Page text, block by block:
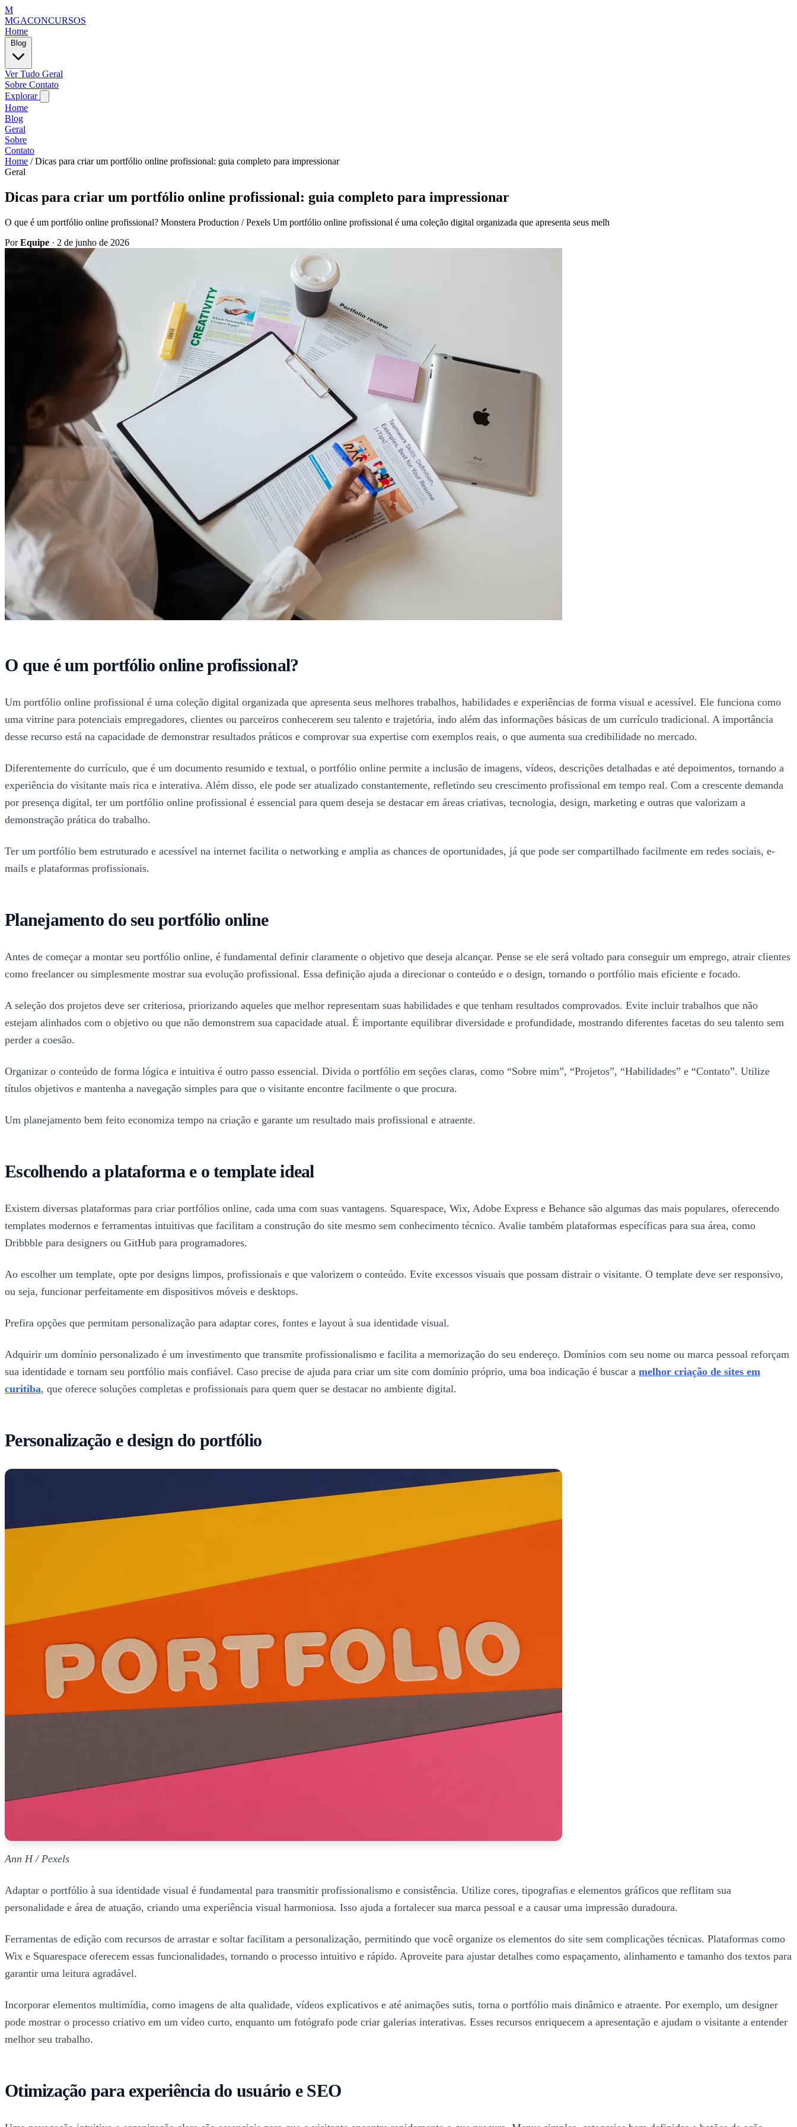
M
MGACONCURSOS
Home
Ver Tudo Geral
Sobre Contato
Explorar
Home
Blog
Geral
Sobre
Contato
Home / Dicas para criar um portfólio online profissional: guia completo para impressionar
Geral
Dicas para criar um portfólio online profissional: guia completo para impressionar
O que é um portfólio online profissional? Monstera Production / Pexels Um portfólio online profissional é uma coleção digital organizada que apresenta seus melh
PorEquipe · 2 de junho de 2026
O que é um portfólio online profissional?
Um portfólio online profissional é uma coleção digital organizada que apresenta seus melhores trabalhos, habilidades e experiências de forma visual e acessível. Ele funciona como
uma vitrine para potenciais empregadores, clientes ou parceiros conhecerem seu talento e trajetória, indo além das informações básicas de um currículo tradicional. A importância
desse recurso está na capacidade de demonstrar resultados práticos e comprovar sua expertise com exemplos reais, o que aumenta sua credibilidade no mercado.
Diferentemente do currículo, que é um documento resumido e textual, o portfólio online permite a inclusão de imagens, vídeos, descrições detalhadas e até depoimentos, tornando a
experiência do visitante mais rica e interativa. Além disso, ele pode ser atualizado constantemente, refletindo seu crescimento profissional em tempo real. Com a crescente demanda
por presença digital, ter um portfólio online profissional é essencial para quem deseja se destacar em áreas criativas, tecnologia, design, marketing e outras que valorizam a
demonstração prática do trabalho.
Ter um portfólio bem estruturado e acessível na internet facilita o networking e amplia as chances de oportunidades, já que pode ser compartilhado facilmente em redes sociais, e-
mails e plataformas profissionais.
Planejamento do seu portfólio online
Antes de começar a montar seu portfólio online, é fundamental definir claramente o objetivo que deseja alcançar. Pense se ele será voltado para conseguir um emprego, atrair clientes
como freelancer ou simplesmente mostrar sua evolução profissional. Essa definição ajuda a direcionar o conteúdo e o design, tornando o portfólio mais eficiente e focado.
A seleção dos projetos deve ser criteriosa, priorizando aqueles que melhor representam suas habilidades e que tenham resultados comprovados. Evite incluir trabalhos que não
estejam alinhados com o objetivo ou que não demonstrem sua capacidade atual. É importante equilibrar diversidade e profundidade, mostrando diferentes facetas do seu talento sem
perder a coesão.
Organizar o conteúdo de forma lógica e intuitiva é outro passo essencial. Divida o portfólio em seções claras, como “Sobre mim”, “Projetos”, “Habilidades” e “Contato”. Utilize
títulos objetivos e mantenha a navegação simples para que o visitante encontre facilmente o que procura.
Um planejamento bem feito economiza tempo na criação e garante um resultado mais profissional e atraente.
Escolhendo a plataforma e o template ideal
Existem diversas plataformas para criar portfólios online, cada uma com suas vantagens. Squarespace, Wix, Adobe Express e Behance são algumas das mais populares, oferecendo
templates modernos e ferramentas intuitivas que facilitam a construção do site mesmo sem conhecimento técnico. Avalie também plataformas específicas para sua área, como
Dribbble para designers ou GitHub para programadores.
Ao escolher um template, opte por designs limpos, profissionais e que valorizem o conteúdo. Evite excessos visuais que possam distrair o visitante. O template deve ser responsivo,
ou seja, funcionar perfeitamente em dispositivos móveis e desktops.
Prefira opções que permitam personalização para adaptar cores, fontes e layout à sua identidade visual.
Adquirir um domínio personalizado é um investimento que transmite profissionalismo e facilita a memorização do seu endereço. Domínios com seu nome ou marca pessoal reforçam
sua identidade e tornam seu portfólio mais confiável. Caso precise de ajuda para criar um site com domínio próprio, uma boa indicação é buscar a melhor criação de sites em
curitiba, que oferece soluções completas e profissionais para quem quer se destacar no ambiente digital.
Personalização e design do portfólio
Ann H / Pexels
Adaptar o portfólio à sua identidade visual é fundamental para transmitir profissionalismo e consistência. Utilize cores, tipografias e elementos gráficos que reflitam sua
personalidade e área de atuação, criando uma experiência visual harmoniosa. Isso ajuda a fortalecer sua marca pessoal e a causar uma impressão duradoura.
Ferramentas de edição com recursos de arrastar e soltar facilitam a personalização, permitindo que você organize os elementos do site sem complicações técnicas. Plataformas como
Wix e Squarespace oferecem essas funcionalidades, tornando o processo intuitivo e rápido. Aproveite para ajustar detalhes como espaçamento, alinhamento e tamanho dos textos para
garantir uma leitura agradável.
Incorporar elementos multimídia, como imagens de alta qualidade, vídeos explicativos e até animações sutis, torna o portfólio mais dinâmico e atraente. Por exemplo, um designer
pode mostrar o processo criativo em um vídeo curto, enquanto um fotógrafo pode criar galerias interativas. Esses recursos enriquecem a apresentação e ajudam o visitante a entender
melhor seu trabalho.
Otimização para experiência do usuário e SEO